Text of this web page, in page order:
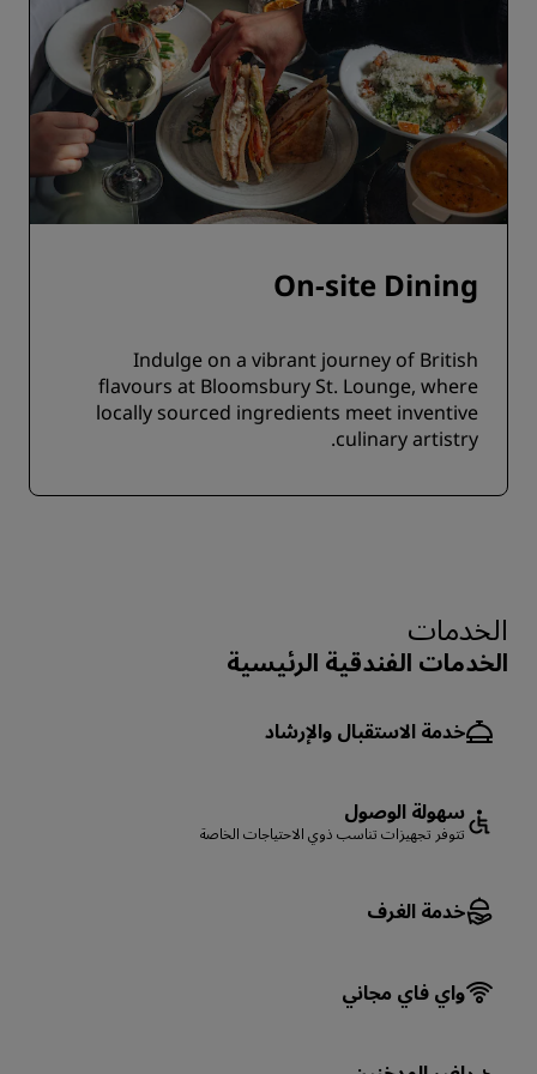
On-site Dining
Indulge on a vibrant journey of British
flavours at Bloomsbury St. Lounge, where
locally sourced ingredients meet inventive
culinary artistry.
الخدمات
الخدمات الفندقية الرئيسية
خدمة الاستقبال والإرشاد
سهولة الوصول
تتوفر تجهيزات تناسب ذوي الاحتياجات الخاصة
خدمة الغرف
واي فاي مجاني